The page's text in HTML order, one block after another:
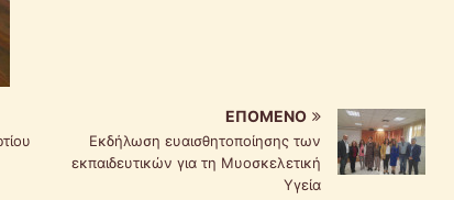
ΕΠΌΜΕΝΟ
Εκδήλωση ευαισθητοποίησης των
εκπαιδευτικών για τη Μυοσκελετική
Υγεία